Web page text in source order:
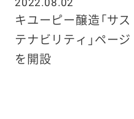
2022.08.02
キユーピー醸造「サス
テナビリティ」ページ
を開設